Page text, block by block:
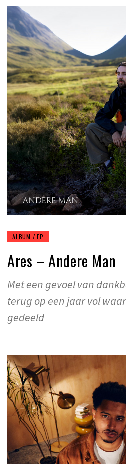
ALBUM / EP
Ares – Andere Man
Met een gevoel van
terug op een jaar vol
gedeeld